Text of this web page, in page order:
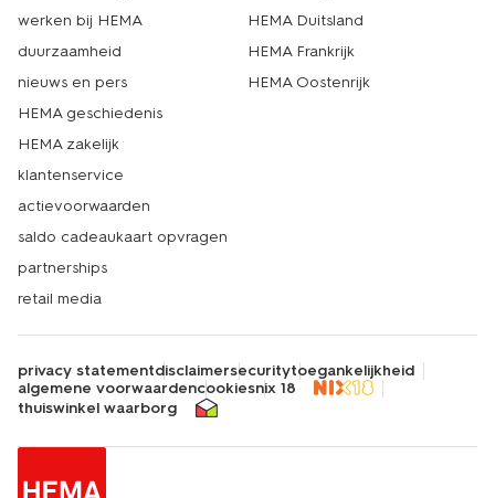
werken bij HEMA
duurzaamheid
nieuws en pers
HEMA geschiedenis
HEMA zakelijk
klantenservice
actievoorwaarden
saldo cadeaukaart opvragen
partnerships
retail media
HEMA Duitsland
HEMA Frankrijk
HEMA Oostenrijk
privacy statementdisclaimersecuritytoegankelijkheid
algemene voorwaardencookiesnix 18
thuiswinkel waarborg